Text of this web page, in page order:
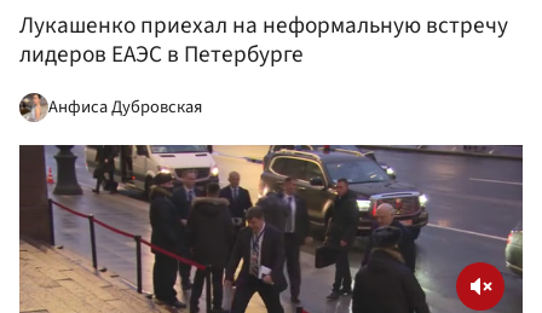
Лукашенко приехал на неформальную встречу
лидеров ЕАЭС в Петербурге
Анфиса Дубровская